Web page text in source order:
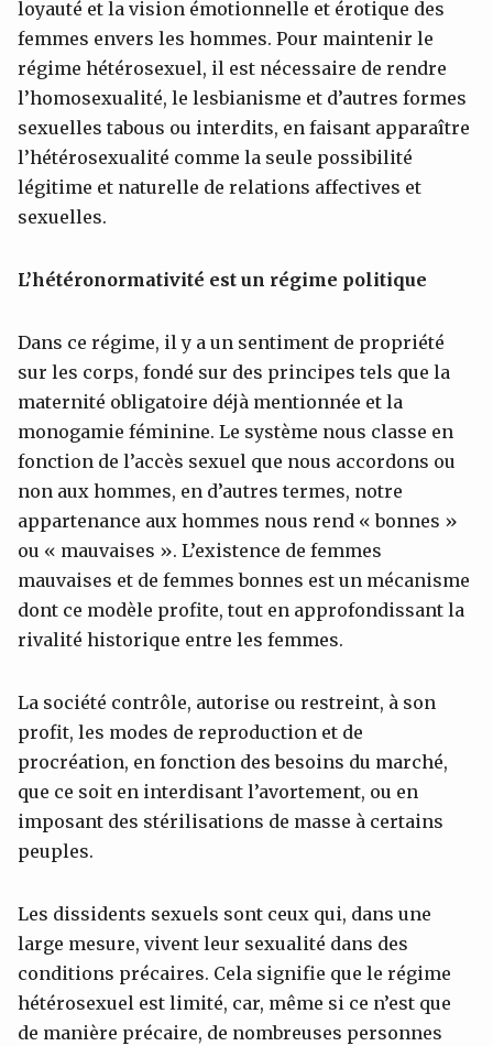
loyauté et la vision émotionnelle et érotique des
femmes envers les hommes. Pour maintenir le
régime hétérosexuel, il est nécessaire de rendre
l’homosexualité, le lesbianisme et d’autres formes
sexuelles tabous ou interdits, en faisant apparaître
l’hétérosexualité comme la seule possibilité
légitime et naturelle de relations affectives et
sexuelles.
L’hétéronormativité est un régime politique
Dans ce régime, il y a un sentiment de propriété
sur les corps, fondé sur des principes tels que la
maternité obligatoire déjà mentionnée et la
monogamie féminine. Le système nous classe en
fonction de l’accès sexuel que nous accordons ou
non aux hommes, en d’autres termes, notre
appartenance aux hommes nous rend « bonnes »
ou « mauvaises ». L’existence de femmes
mauvaises et de femmes bonnes est un mécanisme
dont ce modèle profite, tout en approfondissant la
rivalité historique entre les femmes.
La société contrôle, autorise ou restreint, à son
profit, les modes de reproduction et de
procréation, en fonction des besoins du marché,
que ce soit en interdisant l’avortement, ou en
imposant des stérilisations de masse à certains
peuples.
Les dissidents sexuels sont ceux qui, dans une
large mesure, vivent leur sexualité dans des
conditions précaires. Cela signifie que le régime
hétérosexuel est limité, car, même si ce n’est que
de manière précaire, de nombreuses personnes